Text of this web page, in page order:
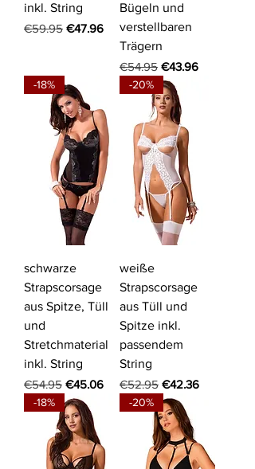
inkl. String
Regular Price
€59.95 Sale Price
€47.96
Bügeln und
verstellbaren
Trägern
Regular Price
€54.95 Sale Price
€43.96
-18%
schwarze
Strapscorsage
aus Spitze, Tüll
und
Stretchmaterial
inkl. String
Regular Price
€54.95 Sale Price
€45.06
-20%
weiße
Strapscorsage
aus Tüll und
Spitze inkl.
passendem
String
Regular Price
€52.95 Sale Price
€42.36
-18% -20%